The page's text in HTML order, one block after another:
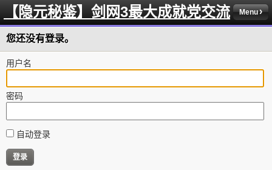
【隐元秘鉴】剑网3最大成就党交流 Menu
您还没有登录。
用户名
密码
自动登录